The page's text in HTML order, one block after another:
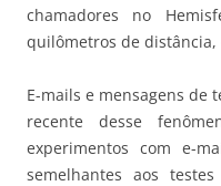
chamadores no
quilômetros de distância,
E-mails e mensagens de
recente desse
experimentos com e-
semelhantes aos